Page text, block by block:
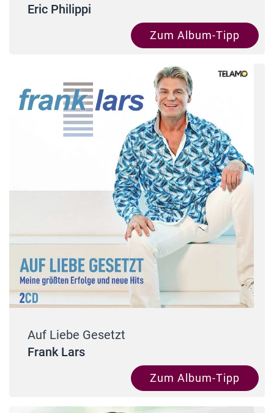
Eric Philippi
Zum Album-Tipp
Auf Liebe Gesetzt
Frank Lars
Zum Album-Tipp